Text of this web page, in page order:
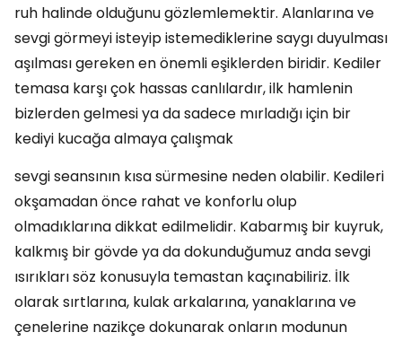
ruh halinde olduğunu gözlemlemektir. Alanlarına ve
sevgi görmeyi isteyip istemediklerine saygı duyulması
aşılması gereken en önemli eşiklerden biridir. Kediler
temasa karşı çok hassas canlılardır, ilk hamlenin
bizlerden gelmesi ya da sadece mırladığı için bir
kediyi kucağa almaya çalışmak
sevgi seansının kısa sürmesine neden olabilir. Kedileri
okşamadan önce rahat ve konforlu olup
olmadıklarına dikkat edilmelidir. Kabarmış bir kuyruk,
kalkmış bir gövde ya da dokunduğumuz anda sevgi
ısırıkları söz konusuyla temastan kaçınabiliriz. İlk
olarak sırtlarına, kulak arkalarına, yanaklarına ve
çenelerine nazikçe dokunarak onların modunun